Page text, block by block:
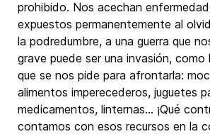
prohibido. Nos acechan
expuestos permanentemente al
la podredumbre, a una guerra que
grave puede ser una invasión, como
que se nos pide para afrontarla:
alimentos imperecederos, juguetes
medicamentos, linternas… ¡Qué
contamos con esos recursos en la